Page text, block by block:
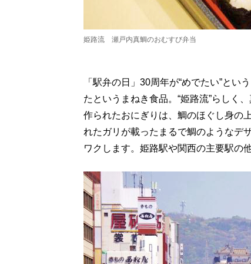
姫路流 瀬戸内真鯛のおむすび弁当
「駅弁の日」30周年が“めでたい”と
たというまねき食品。“姫路流”らしく
作られたおにぎりは、鯛のほぐし身の
れたガリが載ったまるで鯛のようなデ
ワクします。姫路駅や関西の主要駅の